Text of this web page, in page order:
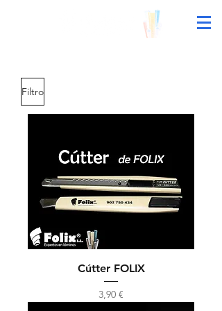
Filtro
Cútter FOLIX
Precio
3,90 €